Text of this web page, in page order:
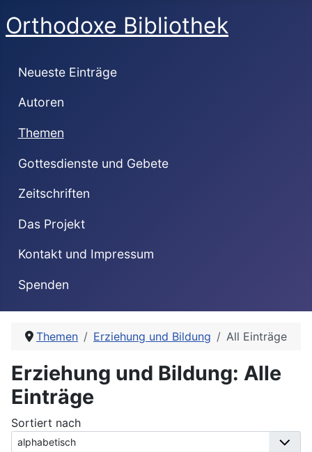
Orthodoxe Bibliothek
Neueste Einträge
Autoren
Themen
Gottesdienste und Gebete
Zeitschriften
Das Projekt
Kontakt und Impressum
Spenden
Themen Erziehung und Bildung All Einträge
Erziehung und Bildung: Alle
Einträge
Sortiert nach